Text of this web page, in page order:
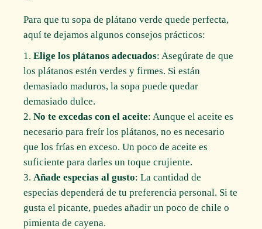
Para que tu sopa de plátano verde quede perfecta,
aquí te dejamos algunos consejos prácticos:
Elige los plátanos adecuados: Asegúrate de que
los plátanos estén verdes y firmes. Si están
demasiado maduros, la sopa puede quedar
demasiado dulce.
No te excedas con el aceite: Aunque el aceite es
necesario para freír los plátanos, no es necesario
que los frías en exceso. Un poco de aceite es
suficiente para darles un toque crujiente.
Añade especias al gusto: La cantidad de
especias dependerá de tu preferencia personal. Si te
gusta el picante, puedes añadir un poco de chile o
pimienta de cayena.